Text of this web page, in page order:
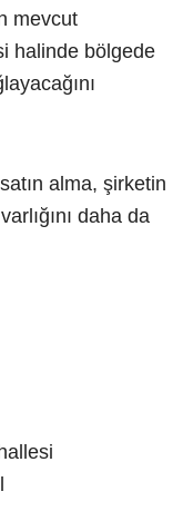
mevcut
halinde bölgede
alma, şirketin
daha da